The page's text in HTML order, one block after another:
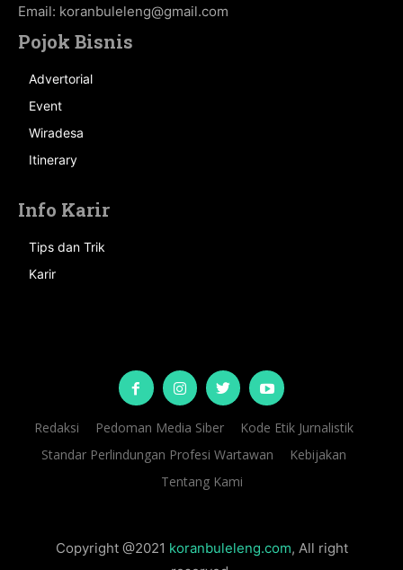
Email: koranbuleleng@gmail.com
Pojok Bisnis
Advertorial
Event
Wiradesa
Itinerary
Info Karir
Tips dan Trik
Karir
Redaksi Pedoman Media Siber
Kode Etik Jurnalistik
Standar Perlindungan Profesi Wartawan
Kebijakan
Tentang Kami
Copyright @2021 koranbuleleng.com, All right